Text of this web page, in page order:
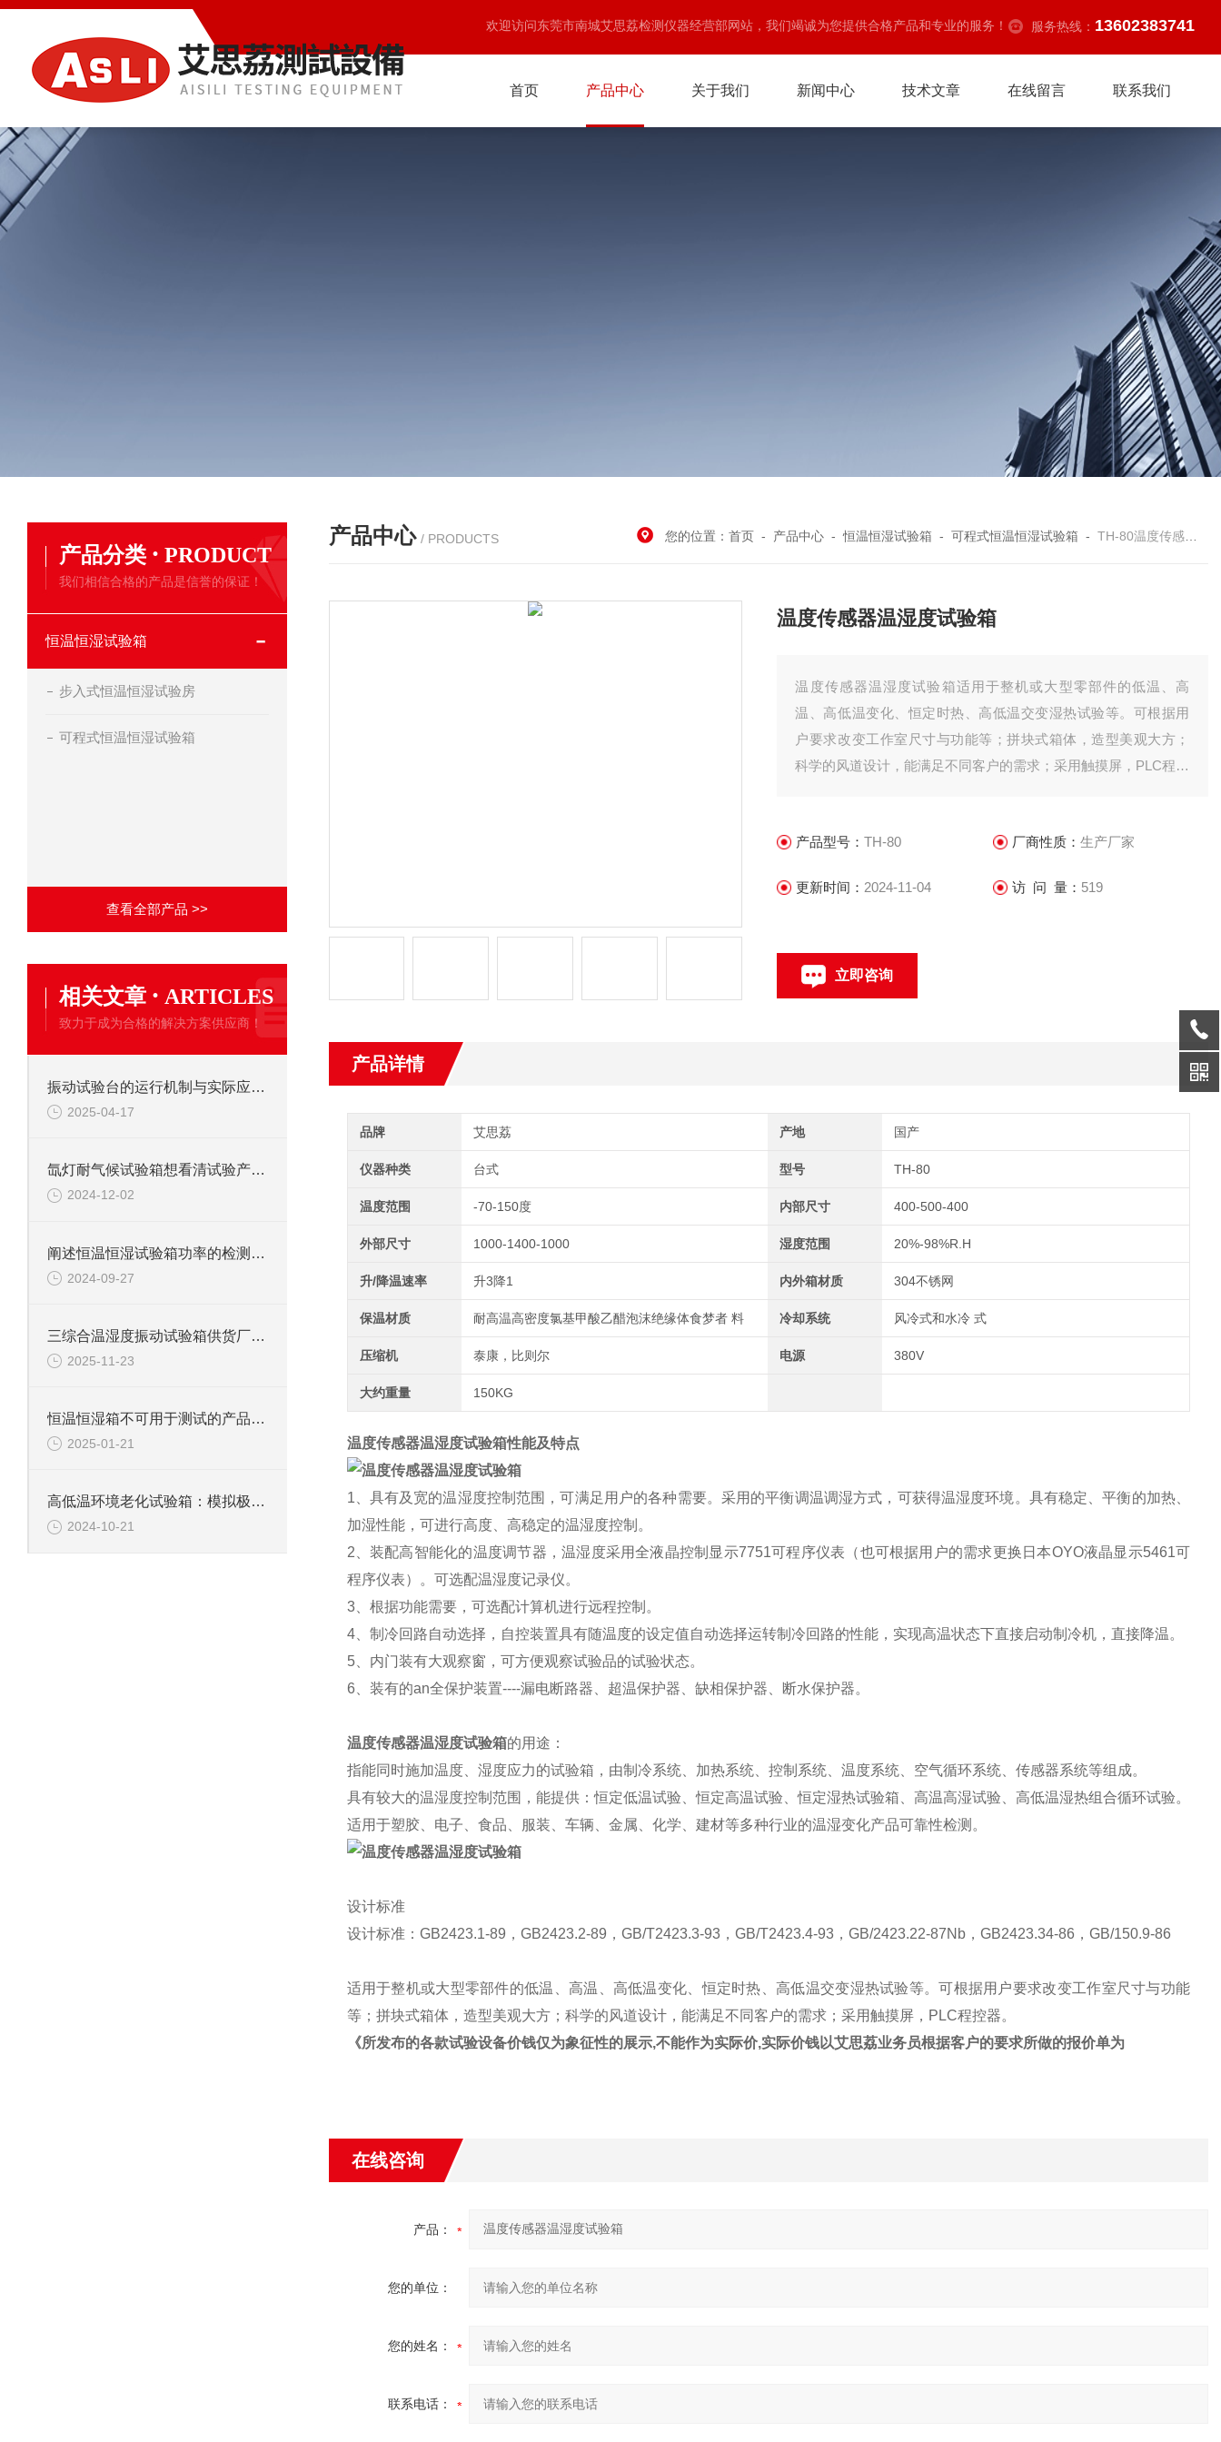
欢迎访问东莞市南城艾思荔检测仪器经营部网站，我们竭诚为您提供合格产品和专业的服务！ 服务热线： 13602383741
首页 产品中心 关于我们 新闻中心 技术文章 在线留言 联系我们
产品分类 · PRODUCT
我们相信合格的产品是信誉的保证！
恒温恒湿试验箱
步入式恒温恒湿试验房
可程式恒温恒湿试验箱
查看全部产品 >>
相关文章 · ARTICLES
致力于成为合格的解决方案供应商！
振动试验台的运行机制与实际应用解析
2025-04-17
氙灯耐气候试验箱想看清试验产品照明灯来帮手
2024-12-02
阐述恒温恒湿试验箱功率的检测方法
2024-09-27
三综合温湿度振动试验箱供货厂家：技术解析与选购指南
2025-11-23
恒温恒湿箱不可用于测试的产品详解
2025-01-21
高低温环境老化试验箱：模拟极限环境的测试利器
2024-10-21
产品中心 / PRODUCTS 您的位置：首页 - 产品中心 -恒温恒湿试验箱 -可程式恒温恒湿试验箱 -TH-80温度传感器温湿度试验箱
温度传感器温湿度试验箱
温度传感器温湿度试验箱适用于整机或大型零部件的低温、高
温、高低温变化、恒定时热、高低温交变湿热试验等。可根据用
户要求改变工作室尺寸与功能等；拼块式箱体，造型美观大方；
科学的风道设计，能满足不同客户的需求；采用触摸屏，PLC程控
产品型号：TH-80 厂商性质： 生产厂家
更新时间： 2024-11-04 访 问 量： 519
立即咨询
产品详情
品牌 艾思荔 产地 国产
仪器种类 台式 型号 TH-80
温度范围 -70-150度 内部尺寸 400-500-400
外部尺寸 1000-1400-1000 湿度范围 20%-98%R.H
升/降温速率 升3降1 内外箱材质 304不锈网
保温材质 耐高温高密度氯基甲酸乙醋泡沫绝缘体食梦者 料 冷却系统 风冷式和水冷 式
压缩机 泰康，比则尔 电源 380V
大约重量 150KG
温度传感器温湿度试验箱性能及特点
1、具有及宽的温湿度控制范围，可满足用户的各种需要。采用的平衡调温调湿方式，可获得温湿度环境。具有稳定、平衡的加热、
加湿性能，可进行高度、高稳定的温湿度控制。
2、装配高智能化的温度调节器，温湿度采用全液晶控制显示7751可程序仪表（也可根据用户的需求更换日本OYO液晶显示5461可
程序仪表）。可选配温湿度记录仪。
3、根据功能需要，可选配计算机进行远程控制。
4、制冷回路自动选择，自控装置具有随温度的设定值自动选择运转制冷回路的性能，实现高温状态下直接启动制冷机，直接降温。
5、内门装有大观察窗，可方便观察试验品的试验状态。
6、装有的an全保护装置----漏电断路器、超温保护器、缺相保护器、断水保护器。
温度传感器温湿度试验箱的用途：
指能同时施加温度、湿度应力的试验箱，由制冷系统、加热系统、控制系统、温度系统、空气循环系统、传感器系统等组成。
具有较大的温湿度控制范围，能提供：恒定低温试验、恒定高温试验、恒定湿热试验箱、高温高湿试验、高低温湿热组合循环试验。
适用于塑胶、电子、食品、服装、车辆、金属、化学、建材等多种行业的温湿变化产品可靠性检测。
设计标准
设计标准： GB2423.1-89，GB2423.2-89，GB/T2423.3-93，GB/T2423.4-93，GB/2423.22-87Nb，GB2423.34-86，GB/150.9-86
适用于整机或大型零部件的低温、高温、高低温变化、恒定时热、高低温交变湿热试验等。可根据用户要求改变工作室尺寸与功能
等；拼块式箱体，造型美观大方；科学的风道设计，能满足不同客户的需求；采用触摸屏， PLC程控器。
《所发布的各款试验设备价钱仅为象征性的展示,不能作为实际价,实际价钱以艾思荔业务员根据客户的要求所做的报价单为
在线咨询
产品：
您的单位：
您的姓名：
联系电话：